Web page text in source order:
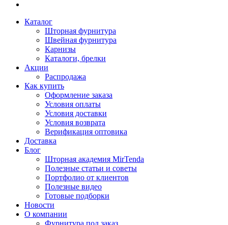
Каталог
Шторная фурнитура
Швейная фурнитура
Карнизы
Каталоги, брелки
Акции
Распродажа
Как купить
Оформление заказа
Условия оплаты
Условия доставки
Условия возврата
Верификация оптовика
Доставка
Блог
Шторная академия MirTenda
Полезные статьи и советы
Портфолио от клиентов
Полезные видео
Готовые подборки
Новости
О компании
Фурнитура под заказ